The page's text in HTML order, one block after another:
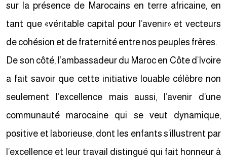
sur la présence de Marocains en terre africaine, en
tant que «véritable capital pour l’avenir» et vecteurs
de cohésion et de fraternité entre nos peuples frères.
De son côté, l’ambassadeur du Maroc en Côte d’Ivoire
a fait savoir que cette initiative louable célèbre non
seulement l’excellence mais aussi, l’avenir d’une
communauté marocaine qui se veut dynamique,
positive et laborieuse, dont les enfants s’illustrent par
l’excellence et leur travail distingué qui fait honneur à